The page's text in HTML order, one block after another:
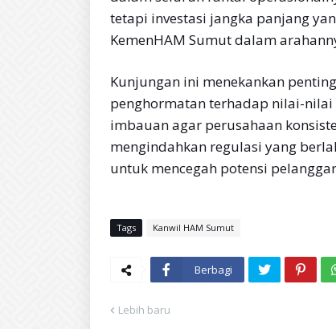
tetapi investasi jangka panjang
KemenHAM Sumut dalam
Kunjungan ini menekankan
penghormatan terhadap nilai-nilai
imbauan agar perusahaan
mengindahkan regulasi yang
untuk mencegah potensi
Tags Kanwil HAM Sumut
Berbagi
Lebih baru